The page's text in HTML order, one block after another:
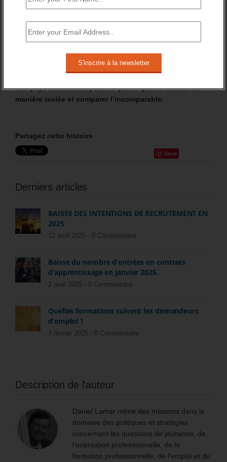
part de l’augmentation du niveau de l’indemnisation
chômage et de celui du nombre des bénéficiaires du
RSA. Il suffit de comparer les dates…
Les comparaisons successives de l’OCDE, entre
pays, occultent les différences de systèmes sociaux, de
des pays concernés, pour ne parler que de retraite de
manière isolée et comparer l’incomparable.
Partagez cette histoire
Save
Derniers articles
BAISSE DES INTENTIONS DE RECRUTEMENT EN
2025
12 avril 2025 - 0 Commentaire
Baisse du nombre d’entrées en contrats
d’apprentissage en janvier 2025.
2 avril 2025 - 0 Commentaire
Quelles formations suivent les demandeurs
d’emploi ?
7 février 2025 - 0 Commentaire
Description de l'auteur
Daniel Lamar mène des missions dans le
domaine des politiques et stratégies
concernant les questions de jeunesse, de
l’orientation professionnelle, de la
formation professionnelle, de l’emploi et du